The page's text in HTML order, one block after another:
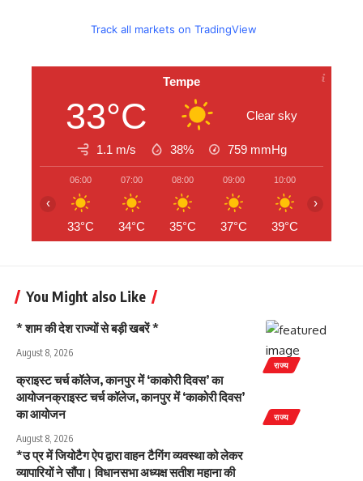
Track all markets on TradingView
Tempe
33°C Clear sky
1.1 m/s 38% 759 mmHg
06:00
33°C
07:00
34°C
08:00
35°C
09:00
37°C
10:00
39°C
‹ ›
You Might also Like
राज्य
* शाम की देश राज्यों से बड़ी खबरें *
August 8, 2026
राज्य
क्राइस्ट चर्च कॉलेज, कानपुर में ‘काकोरी दिवस’ का
आयोजनक्राइस्ट चर्च कॉलेज, कानपुर में ‘काकोरी दिवस’
का आयोजन
August 8, 2026
*उ प्र में जियोटैग ऐप द्वारा वाहन टैगिंग व्यवस्था को लेकर
व्यापारियों ने सौंपा। विधानसभा अध्यक्ष सतीश महाना की